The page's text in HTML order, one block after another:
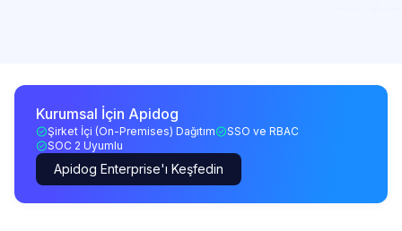
Kurumsal İçin Apidog
Şirket İçi (On-Premises) Dağıtım
SSO ve RBAC
SOC 2 Uyumlu
Apidog Enterprise'ı Keşfedin